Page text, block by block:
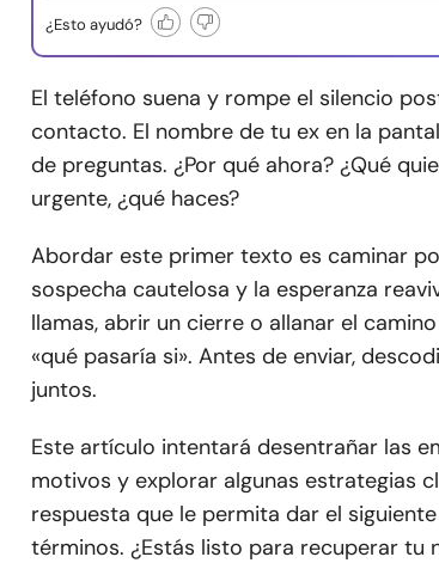
¿Esto ayudó?
El teléfono suena y rompe el silencio
contacto. El nombre de tu ex en la
de preguntas. ¿Por qué ahora? ¿Qué
urgente, ¿qué haces?
Abordar este primer texto es caminar
sospecha cautelosa y la esperanza
llamas, abrir un cierre o allanar el
«qué pasaría si». Antes de enviar,
juntos.
Este artículo intentará desentrañar las
motivos y explorar algunas estrategias
respuesta que le permita dar el
términos. ¿Estás listo para recuperar tu